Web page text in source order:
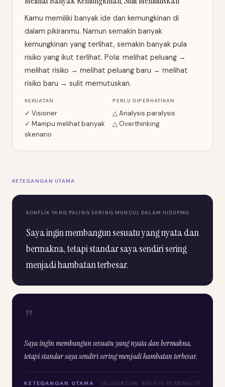
Kamu memiliki banyak ide dan kemungkinan di
dalam pikiranmu. Namun semakin banyak
kemungkinan yang terlihat, semakin banyak pula
risiko yang ikut terlihat. Pola: melihat peluang →
melihat risiko → melihat peluang baru → melihat
risiko baru → sulit memutuskan.
KEKUATAN
✓ Visioner
✓ Mampu melihat banyak
skenario
PERLU DIPERHATIKAN
△ Analysis paralysis
△ Overthinking
KETEGANGAN UTAMA
KONFLIK YANG PALING SERING MUNCUL DALAM HIDUPMU
Saya ingin membangun sesuatu yang nyata dan
bermakna, tetapi standar saya sendiri sering
menjadi hambatan terbesar.
"
Saya ingin membangun sesuatu yang nyata dan bermakna,
tetapi standar saya sendiri sering menjadi hambatan terbesar.
KETEGANGAN UTAMA SELUSUR.COM · BIG FIVE PERSONALITY